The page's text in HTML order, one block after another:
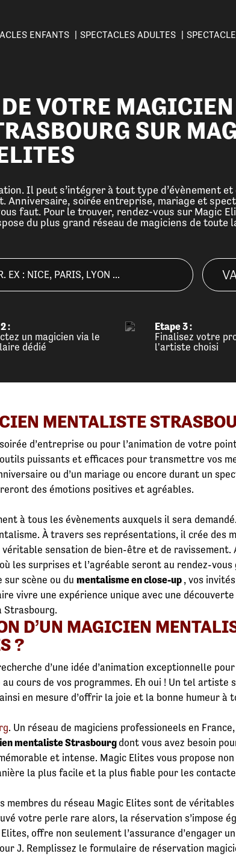
ENFANTS SPECTACLES ADULTES
VOTRE MAGICIEN
SUR
Il peut s’intégrer à tout type d’évènement et
soirée entreprise, mariage et
faut. Pour le trouver, rendez-vous sur Magic
du plus grand réseau de magiciens de toute
EX : NICE, PARIS, LYON ...
:
un magicien via le
dédié
Etape 3 :
Finalisez votre
l'artiste choisi
MENTALISTE
d’entreprise ou pour l’animation de votre
puissants et efficaces pour transmettre vos
ou d’un mariage ou encore durant un
des émotions positives et agréables.
à tous les évènements auxquels il sera
À travers ses représentations, il crée des
sensation de bien-être et de ravissement.
les surprises et l’agréable seront au rendez-
scène ou du mentalisme en close-up , vos
vivre une expérience unique avec une
Strasbourg.
D’UN MAGICIEN
?
d’une idée d’animation exceptionnelle
cours de vos programmes. Eh oui ! Un tel artiste
en mesure d’offrir la joie et la bonne humeur à
. Un réseau de magiciens professioneels en
mentaliste Strasbourgdont vous avez besoin
et intense. Magic Elites vous propose
la plus facile et la plus fiable pour les
membres du réseau Magic Elites sont de
votre perle rare alors, la réservation s’impose
offre non seulement l’assurance d’engager
J. Remplissez le formulaire de réservation